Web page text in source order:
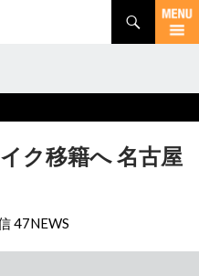
ク移籍へ 名古屋
47NEWS